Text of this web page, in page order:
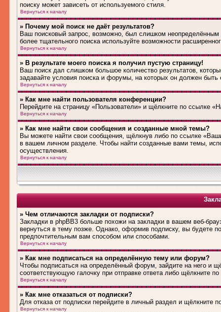
поиску может зависеть от используемого стиля.
Вернуться к началу
» Почему мой поиск не даёт результатов?
Ваш поисковый запрос, возможно, был слишком
более тщательного поиска используйте возможности
Вернуться к началу
» В результате моего поиска я получил пустую страницу!
Ваш поиск дал слишком большое количество результатов,
задавайте условия поиска и форумы, на которых он должен быть
Вернуться к началу
» Как мне найти пользователя конференции?
Перейдите на страницу «Пользователи» и щёлкните по ссылке
Вернуться к началу
» Как мне найти свои сообщения и созданные мной темы?
Вы можете найти свои сообщения, щёлкнув либо по ссылке
в вашем личном разделе. Чтобы найти созданные вами темы,
осуществления.
Вернуться к началу
» Чем отличаются закладки от подписки?
Закладки в phpBB3 больше похожи на закладки в вашем веб-
вернуться в тему позже. Однако, оформив подписку, вы будете
предпочтительным вам способом или способами.
Вернуться к началу
» Как мне подписаться на определённую тему или форум?
Чтобы подписаться на определённый форум, зайдите на него и
соответствующую галочку при отправке ответа либо щёлкните
Вернуться к началу
» Как мне отказаться от подписки?
Для отказа от подписки перейдите в личный раздел и щёлкните
Вернуться к началу